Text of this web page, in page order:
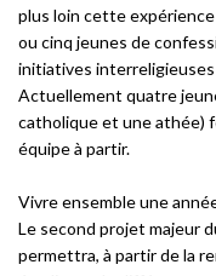
plus loin cette
ou cinq jeunes de
initiatives
Actuellement quatre
catholique et une athée)
équipe à partir.
Vivre ensemble une
Le second projet majeur
permettra, à partir de la